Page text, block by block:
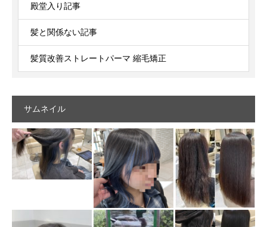
殿堂入り記事
髪と関係ない記事
髪質改善ストレートパーマ 縮毛矯正
サムネイル